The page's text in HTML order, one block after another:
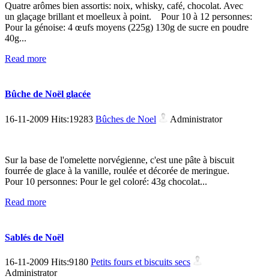
Quatre arômes bien assortis: noix, whisky, café, chocolat. Avec
un glaçage brillant et moelleux à point. Pour 10 à 12 personnes:
Pour la génoise: 4 œufs moyens (225g) 130g de sucre en poudre
40g...
Read more
Bûche de Noël glacée
16-11-2009 Hits:19283 Bûches de Noel Administrator
Sur la base de l'omelette norvégienne, c'est une pâte à biscuit
fourrée de glace à la vanille, roulée et décorée de meringue.
Pour 10 personnes: Pour le gel coloré: 43g chocolat...
Read more
Sablés de Noël
16-11-2009 Hits:9180 Petits fours et biscuits secs
Administrator